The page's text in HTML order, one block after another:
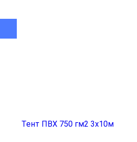
Тент ПВХ 750 гм2 3x10м